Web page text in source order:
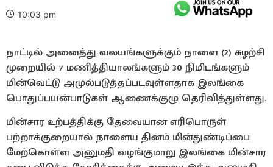
10:03 pm
நாட்டில் அனைத்து வலயங்களுக்கும் நாளை (2) சுழற்சி
முறையில் 7 மணித்தியாலங்களும் 30 நிமிடங்களும்
மின்வெட்டு அமுல்படுத்தப்படவுள்ளதாக இலங்கை
பொதுப்பயன்பாடுகள் ஆணைக்குழு தெரிவித்துள்ளது.
மின்சார உற்பத்திக்கு தேவையான எரிபொருள்
பற்றாக்குறையால் நாளைய தினம் மின்துண்டிப்பை
மேற்கொள்ள அனுமதி வழங்குமாறு இலங்கை மின்சார